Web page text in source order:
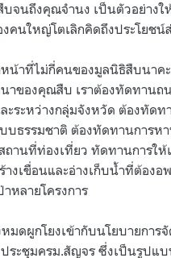
จนถึงคุณจำนง เป็นตัวอย่างใ
คนใหญ่โตเลิกคิดถึงประโยช
น้าที่ไม่กี่คนของมูลนิธิสืบนาค
าของคุณสืบ เราต้องทัดทานถ
ะระหว่างกลุ่มจังหวัด ต้องทัดท
บธรรมชาติ ต้องทัดทานการห
านที่ท่องเที่ยว ทัดทานการให้
างเขื่อนและอ่างเก็บน้ำที่ต้อง
หลายโครงการ
หมดผูกโยงเข้ากับนโยบายกา
ระชุมครม.สัญจร ซึ่งเป็นรูปแบ